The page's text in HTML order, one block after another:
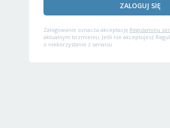
ZALOGUJ SIĘ
Zalogowanie oznacza akceptację Regulaminu
aktualnym brzmieniu. Jeśli nie akceptujesz
o niekorzystanie z serwisu.